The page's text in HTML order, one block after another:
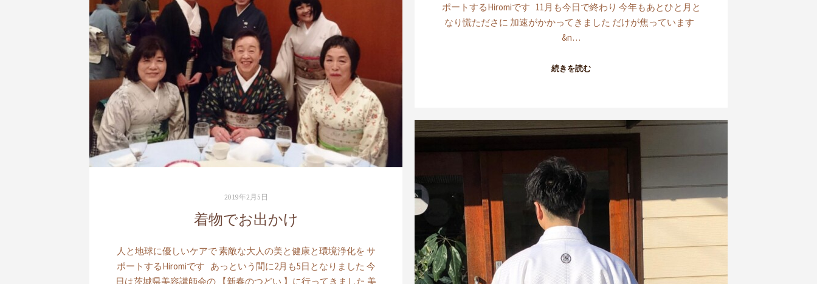
ポートするHiromiです 11月も今日で終わり 今年もあとひと月と
なり慌たださに 加速がかかってきました だけが焦っています
&n…
続きを読む
2019年2月5日
着物でお出かけ
人と地球に優しいケアで 素敵な大人の美と健康と環境浄化を サ
ポートするHiromiです あっという間に2月も5日となりました 今
日は茨城県美容講師会の 【新春のつどい 】に行ってきました 美